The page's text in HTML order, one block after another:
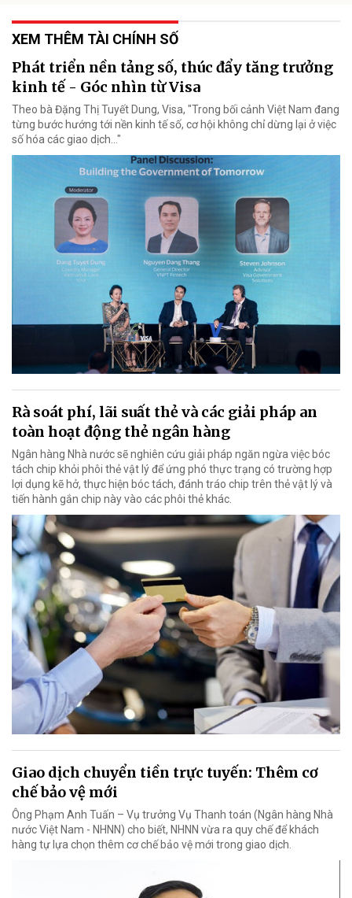
XEM THÊM TÀI CHÍNH SỐ
Phát triển nền tảng số, thúc đẩy tăng trưởng
kinh tế - Góc nhìn từ Visa
Theo bà Đặng Thị Tuyết Dung, Visa, "Trong bối cảnh Việt Nam đang
từng bước hướng tới nền kinh tế số, cơ hội không chỉ dừng lại ở việc
số hóa các giao dịch..."
Rà soát phí, lãi suất thẻ và các giải pháp an
toàn hoạt động thẻ ngân hàng
Ngân hàng Nhà nước sẽ nghiên cứu giải pháp ngăn ngừa việc bóc
tách chip khỏi phôi thẻ vật lý để ứng phó thực trạng có trường hợp
lợi dụng kẽ hở, thực hiện bóc tách, đánh tráo chip trên thẻ vật lý và
tiến hành gắn chip này vào các phôi thẻ khác.
Giao dịch chuyển tiền trực tuyến: Thêm cơ
chế bảo vệ mới
Ông Phạm Anh Tuấn – Vụ trưởng Vụ Thanh toán (Ngân hàng Nhà
nước Việt Nam - NHNN) cho biết, NHNN vừa ra quy chế để khách
hàng tự lựa chọn thêm cơ chế bảo vệ mới trong giao dịch.